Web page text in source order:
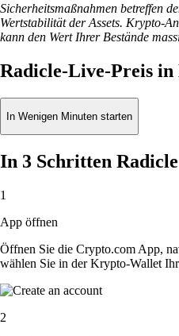
Sicherheitsmaßnahmen betreffen
Wertstabilität der Assets. Krypto-
kann den Wert Ihrer Bestände
Radicle-Live-Preis in
In Wenigen Minuten starten
In 3 Schritten Radicle
1
App öffnen
Öffnen Sie die Crypto.com App,
wählen Sie in der Krypto-Wallet
2